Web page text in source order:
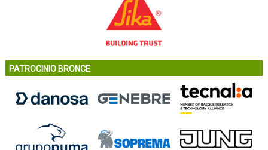
PATROCINIO BRONCE